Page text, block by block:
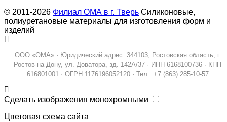
© 2011-2026 Филиал ОМА в г. Тверь Силиконовые,
полиуретановые материалы для изготовления форм и
изделий
ООО «ОМА» · Юридический адрес: 344103, Ростовская область, г.
Ростов-на-Дону, ул. Доватора, зд. 142А/37 · ИНН 6168100736 · КПП
616801001 · ОГРН 1176196052120 · Тел.: +7 (863) 285-10-57
Сделать изображения монохромными
Цветовая схема сайта